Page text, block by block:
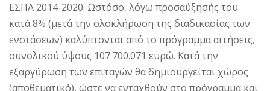
ΕΣΠΑ 2014-2020. Ωστόσο, λόγω προσαύξησής του
κατά 8% (μετά την ολοκλήρωση της διαδικασίας των
ενστάσεων) καλύπτονται από το πρόγραμμα αιτήσεις,
συνολικού ύψους 107.700.071 ευρώ. Κατά την
εξαργύρωση των επιταγών θα δημιουργείται χώρος
(αποθεματικό), ώστε να ενταχθούν στο πρόγραμμα και